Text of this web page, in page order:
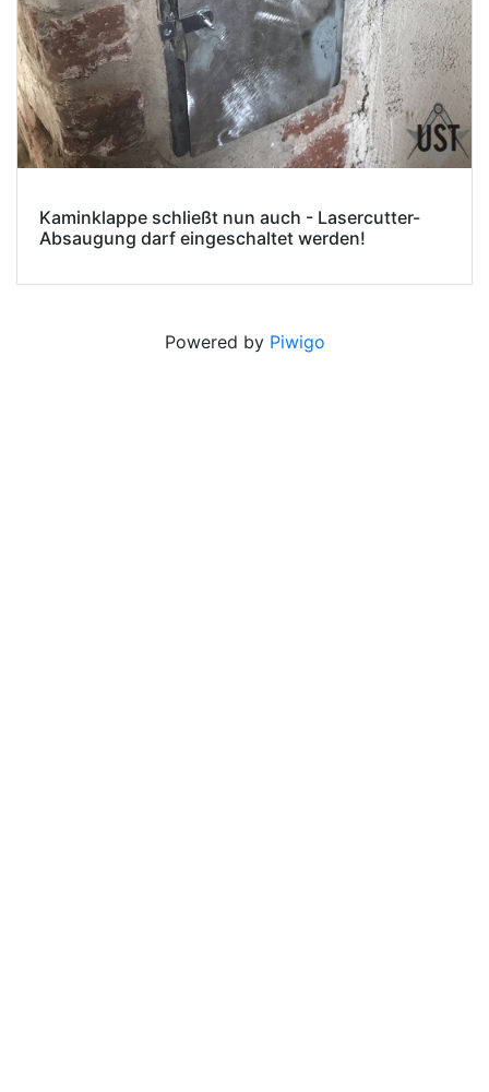
Kaminklappe schließt nun auch - Lasercutter-
Absaugung darf eingeschaltet werden!
Powered by Piwigo